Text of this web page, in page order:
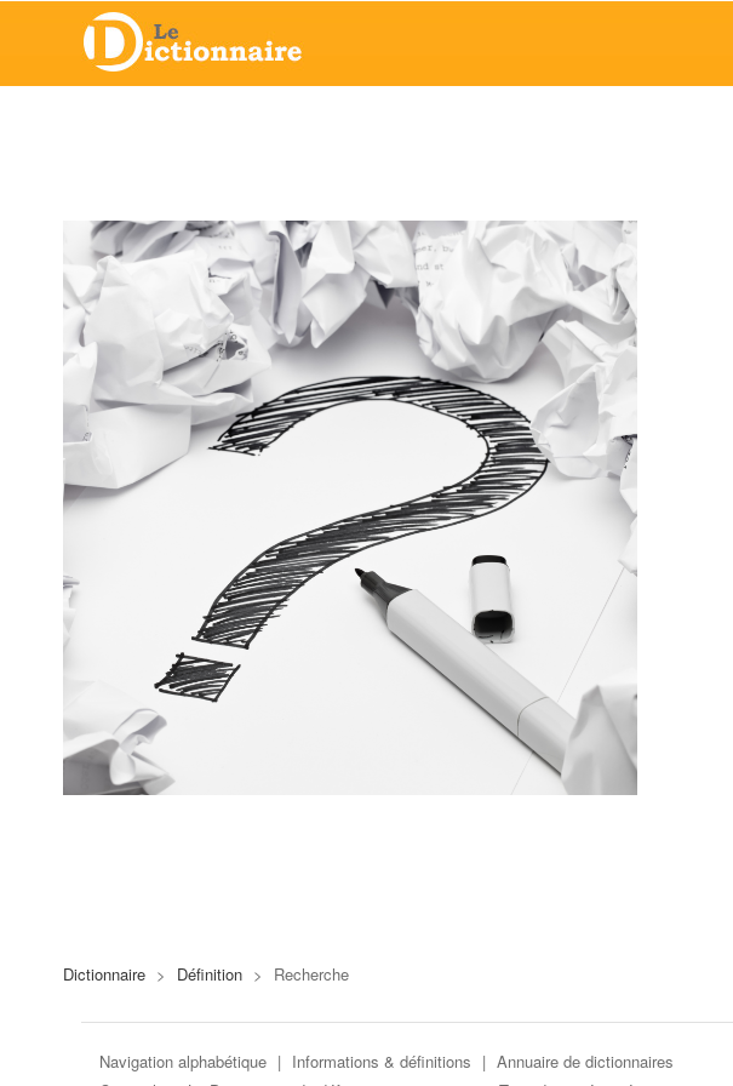
Dictionnaire > Définition > Recherche
Navigation alphabétique | Informations & définitions | Annuaire de dictionnaires